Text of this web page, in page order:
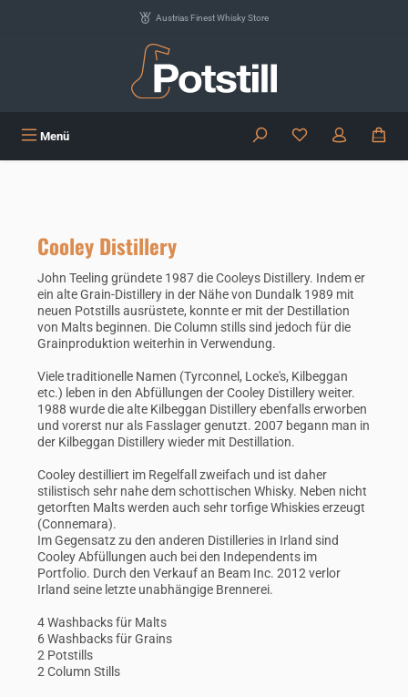
Austrias Finest Whisky Store
Menü Du hast 0
Cooley Distillery
John Teeling gründete 1987 die Cooleys Distillery. Indem er
ein alte Grain-Distillery in der Nähe von Dundalk 1989 mit
neuen Potstills ausrüstete, konnte er mit der Destillation
von Malts beginnen. Die Column stills sind jedoch für die
Grainproduktion weiterhin in Verwendung.
Viele traditionelle Namen (Tyrconnel, Locke's, Kilbeggan
etc.) leben in den Abfüllungen der Cooley Distillery weiter.
1988 wurde die alte Kilbeggan Distillery ebenfalls erworben
und vorerst nur als Fasslager genutzt. 2007 begann man in
der Kilbeggan Distillery wieder mit Destillation.
Cooley destilliert im Regelfall zweifach und ist daher
stilistisch sehr nahe dem schottischen Whisky. Neben nicht
getorften Malts werden auch sehr torfige Whiskies erzeugt
(Connemara).
Im Gegensatz zu den anderen Distilleries in Irland sind
Cooley Abfüllungen auch bei den Independents im
Portfolio. Durch den Verkauf an Beam Inc. 2012 verlor
Irland seine letzte unabhängige Brennerei.
4 Washbacks für Malts
6 Washbacks für Grains
2 Potstills
2 Column Stills